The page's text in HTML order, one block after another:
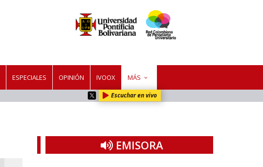
ESPECIALES OPINIÓN IVOOX MÁS
Escuchar en vivo
EMISORA